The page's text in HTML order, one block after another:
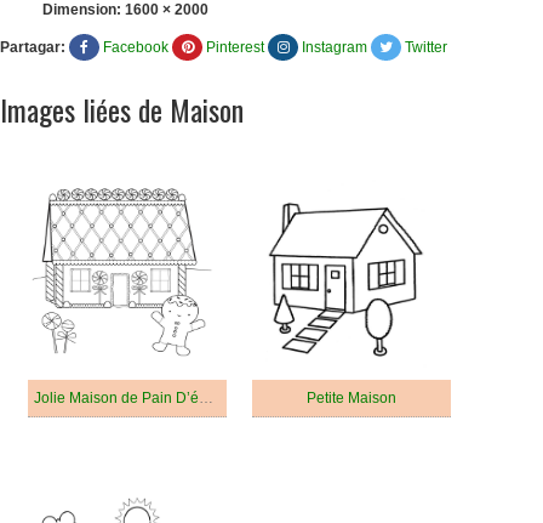
Dimension: 1600 × 2000
Partagar: Facebook Pinterest Instagram Twitter
Images liées de Maison
Jolie Maison de Pain D’épice Petite Maison